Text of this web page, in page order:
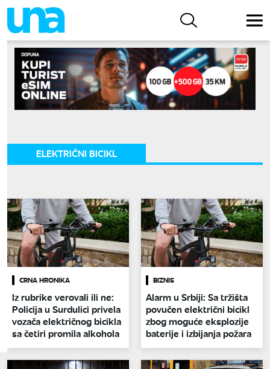
ELEKTRIČNI BICIKL
CRNA HRONIKA
Iz rubrike verovali ili ne:
Policija u Surdulici privela
vozača električnog bicikla
sa četiri promila alkohola
BIZNIS
Alarm u Srbiji: Sa tržišta
povučen električni bicikl
zbog moguće eksplozije
baterije i izbijanja požara